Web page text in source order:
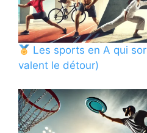
Les sports en A qui
valent le détour)